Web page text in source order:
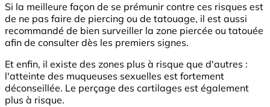
Si la meilleure façon de se prémunir contre ces risques est
de ne pas faire de piercing ou de tatouage, il est aussi
recommandé de bien surveiller la zone piercée ou tatouée
afin de consulter dès les premiers signes.
Et enfin, il existe des zones plus à risque que d'autres :
l'atteinte des muqueuses sexuelles est fortement
déconseillée. Le perçage des cartilages est également
plus à risque.